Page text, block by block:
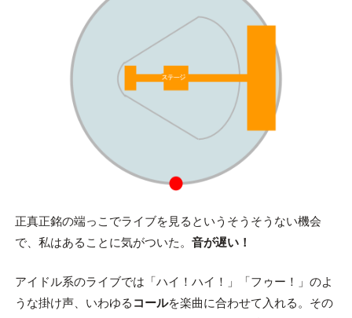
正真正銘の端っこでライブを見るというそうそうない機会
で、私はあることに気がついた。 音が遅い！
アイドル系のライブでは「ハイ！ハイ！」「フゥー！」のよ
うな掛け声、いわゆる コールを楽曲に合わせて入れる。その